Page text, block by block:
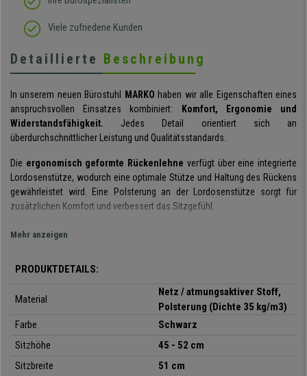
Viele zufriedene Kunden
Detaillierte Beschreibung
In unserem neuen Bürostuhl MARKO haben wir alle Eigenschaften eines
anspruchsvollen Einsatzes kombiniert: Komfort, Ergonomie und
Widerstandsfähigkeit. Jedes Detail orientiert sich an
überdurchschnittlicher Leistung und Qualitätsstandards.
Die ergonomisch geformte Rückenlehne verfügt über eine integrierte
Lordosenstütze, wodurch eine optimale Stütze und Haltung des Rückens
gewährleistet wird. Eine Polsterung an der Lordosenstütze sorgt für
zusätzlichen Komfort und verbessert das Sitzgefühl.
Dieser Bürostuhl ist mit einer
Zudem lässt sich der Stuhl an das eigene Körpergewicht anpassen und
sorgt so stets für den passenden Gegendruck beim Zurücklehnen. Die
einfache und intuitive Handhabung ermöglicht die optimale Nutzung aller
Funktionen und sorgt für ein Plus an Komfort.
Der Sitz ist mit atmungsaktivem Stoff bezogen. Eine
Sitzen viel bequemer. Es sind Eigenschaften, die an einem guten
Mehr anzeigen
PRODUKTDETAILS:
Material
Netz / atmungsaktiver Stoff,
Polsterung (Dichte 35 kg/m3)
Farbe
Schwarz
Sitzhöhe
45 - 52 cm
Sitzbreite
51 cm